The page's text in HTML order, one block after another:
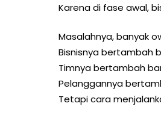
Karena di fase awal,
Masalahnya, banyak
Bisnisnya bertambah
Timnya bertambah
Pelanggannya
Tetapi cara